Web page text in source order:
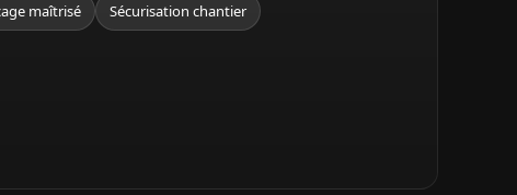
maîtrisé Sécurisation chantier